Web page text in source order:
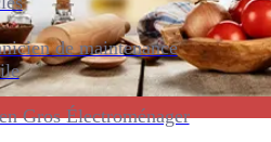
de maintenance
Gros Électroménager